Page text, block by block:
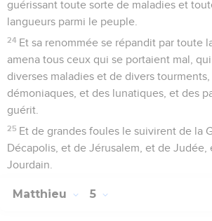
4
seront consolés ;
bienheureux les débonnaires, car c'est
bienheureux ceux qui ont faim et soif
eux qui seront rassasiés ;
7 bienheureux les miséricordieux, car
miséricorde sera faite ;
8 bienheureux ceux qui sont purs de
bienheureux ceux qui procurent la